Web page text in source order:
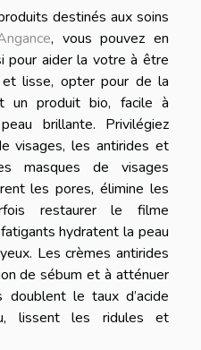
destinés aux soins
, vous pouvez en
pour aider la votre à être
lisse, opter pour de la
un produit bio, facile à
brillante. Privilégiez
visages, les antirides et
masques de visages
les pores, élimine les
restaurer le filme
hydratent la peau
Les crèmes antirides
de sébum et à atténuer
doublent le taux d’acide
lissent les ridules et